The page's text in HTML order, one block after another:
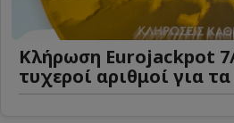
Κλήρωση Eurojackpot
τυχεροί αριθμοί για